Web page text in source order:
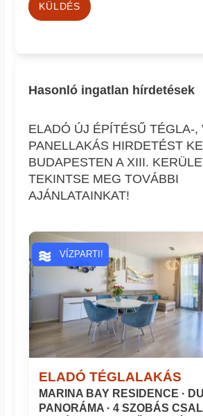
KÜLDÉS
Hasonló ingatlan hírdetések
ELADÓ ÚJ ÉPÍTÉSŰ TÉGLA-,
PANELLAKÁS HIRDETÉST
BUDAPESTEN A XIII.
TEKINTSE MEG TOVÁBBI
AJÁNLATAINKAT!
ELADÓ TÉGLALAKÁS
MARINA BAY RESIDENCE ·
PANORÁMA · 4 SZOBÁS
VÍZPARTI!